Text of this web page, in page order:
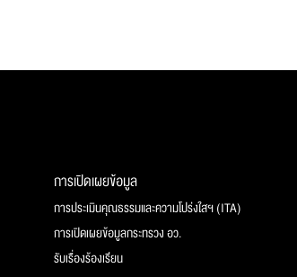
การเปิดเผยข้อมูล
การประเมินคุณธรรมและความโปร่งใสฯ (ITA)
การเปิดเผยข้อมูลกระทรวง อว.
รับเรื่องร้องเรียน